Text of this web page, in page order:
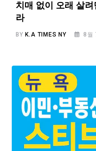
치매 없이 오래 살
라
BYK.A TIMES NY 8월